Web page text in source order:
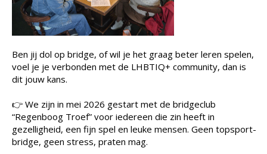
Ben jij dol op bridge, of wil je het graag beter leren spelen,
voel je je verbonden met de LHBTIQ+ community, dan is
dit jouw kans.
👉 We zijn in mei 2026 gestart met de bridgeclub
“Regenboog Troef” voor iedereen die zin heeft in
gezelligheid, een fijn spel en leuke mensen. Geen topsport-
bridge, geen stress, praten mag.